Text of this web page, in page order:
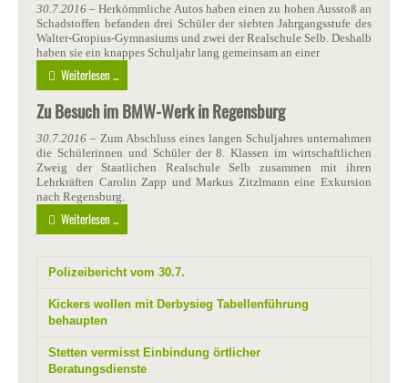
30.7.2016 – Herkömmliche Autos haben einen zu hohen Ausstoß an
Schadstoffen befanden drei Schüler der siebten Jahrgangsstufe des
Walter-Gropius-Gymnasiums und zwei der Realschule Selb. Deshalb
haben sie ein knappes Schuljahr lang gemeinsam an einer
Weiterlesen ...
Zu Besuch im BMW-Werk in Regensburg
30.7.2016 – Zum Abschluss eines langen Schuljahres unternahmen
die Schülerinnen und Schüler der 8. Klassen im wirtschaftlichen
Zweig der Staatlichen Realschule Selb zusammen mit ihren
Lehrkräften Carolin Zapp und Markus Zitzlmann eine Exkursion
nach Regensburg.
Weiterlesen ...
Polizeibericht vom 30.7.
Kickers wollen mit Derbysieg Tabellenführung
behaupten
Stetten vermisst Einbindung örtlicher
Beratungsdienste